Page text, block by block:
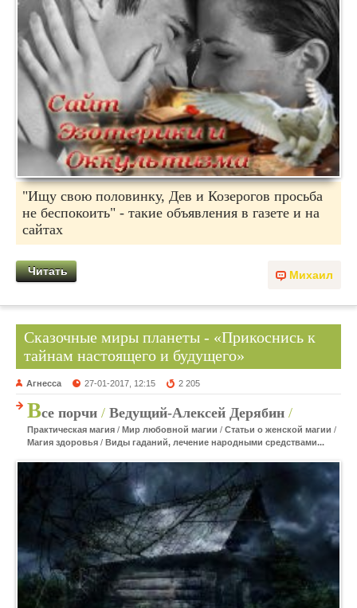
"Ищу свою половинку, Дев и Козерогов просьба
не беспокоить" - такие объявления в газете и на
сайтах
Михаил
Читать
Сказочные миры планеты - «Прикоснись к
тайнам настоящего и будущего»
Агнесса 27-01-2017, 12:15 2 205
Все порчи / Ведущий-Алексей Дерябин /
Практическая магия / Мир любовной магии / Статьи о женской магии /
Магия здоровья / Виды гаданий, лечение народными средствами...